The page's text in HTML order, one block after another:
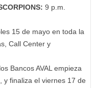
9 p.m.
15 de mayo en toda la
Call Center y
Bancos AVAL empieza
y finaliza el viernes 17 de